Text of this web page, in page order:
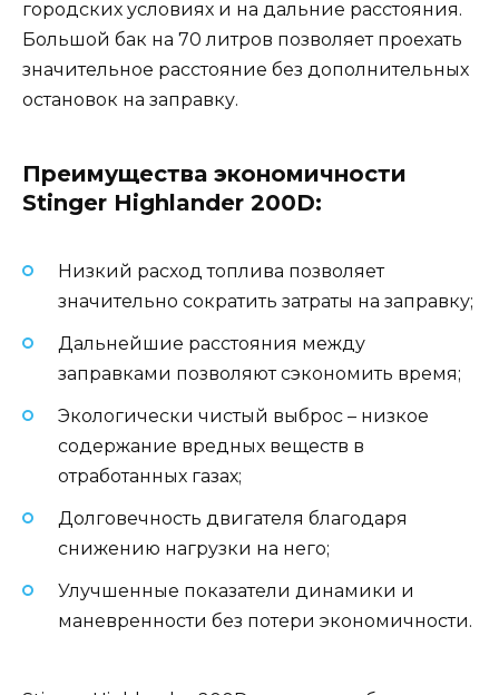
городских условиях и на дальние расстояния.
Большой бак на 70 литров позволяет проехать
значительное расстояние без дополнительных
остановок на заправку.
Преимущества экономичности
Stinger Highlander 200D:
Низкий расход топлива позволяет
значительно сократить затраты на заправку;
Дальнейшие расстояния между
заправками позволяют сэкономить время;
Экологически чистый выброс – низкое
содержание вредных веществ в
отработанных газах;
Долговечность двигателя благодаря
снижению нагрузки на него;
Улучшенные показатели динамики и
маневренности без потери экономичности.